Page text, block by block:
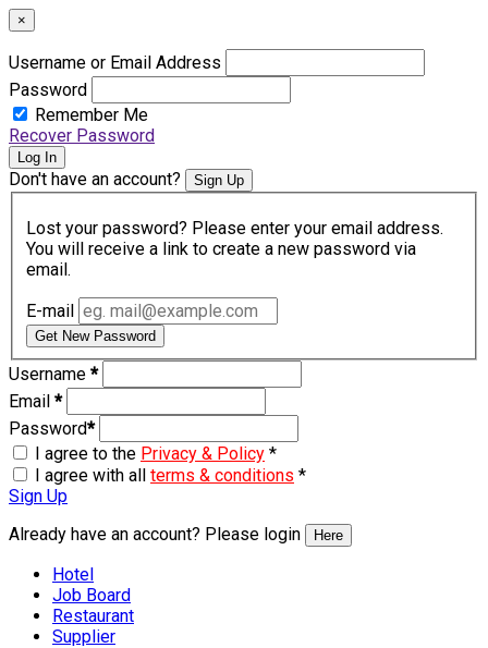
×
Username or Email Address
Password
Remember Me
Recover Password
Log In
Don't have an account? Sign Up
Lost your password? Please enter your email address.
You will receive a link to create a new password via
email.
E-mail
Get New Password
Username *
Email *
Password*
I agree to the Privacy & Policy *
I agree with all terms & conditions *
Sign Up
Already have an account? Please login
Here
Hotel
Job Board
Restaurant
Supplier